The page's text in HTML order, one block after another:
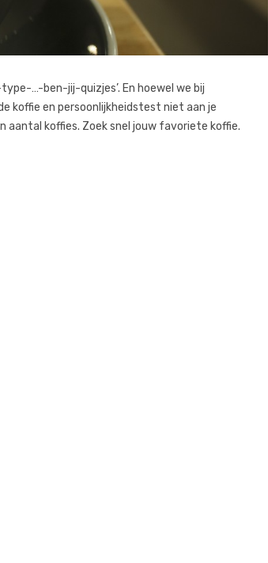
…-ben-jij-quizjes’. En hoewel we bij
koffie en persoonlijkheidstest niet aan je
aantal koffies. Zoek snel jouw favoriete koffie.